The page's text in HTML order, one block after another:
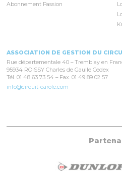
Abonnement Passion
ASSOCIATION DE GESTION DU
Rue départementale 40 – Tremblay en
95934 ROISSY Charles de Gaulle Cedex
Tél. 01 48 63 73 54 – Fax. 01 49 89 02 57
info@circuit-carole.com